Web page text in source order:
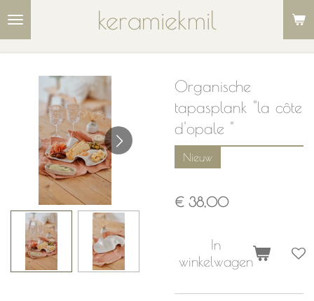
Ga
naar
hoofdinhoud
keramiekmil
Organische
tapasplank "la côte
d'opale "
Nieuw
€ 38,00
In
winkelwagen